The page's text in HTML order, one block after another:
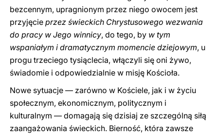
bezcennym, upragnionym przez niego owocem jest
przyjęcie przez świeckich Chrystusowego wezwania
do pracy w Jego winnicy, do tego, by w tym
wspaniałym i dramatycznym momencie dziejowym, u
progu trzeciego tysiąclecia, włączyli się oni żywo,
świadomie i odpowiedzialnie w misję Kościoła.
Nowe sytuacje — zarówno w Kościele, jak i w życiu
społecznym, ekonomicznym, politycznym i
kulturalnym — domagają się dzisiaj ze szczególną siłą
zaangażowania świeckich. Bierność, która zawsze